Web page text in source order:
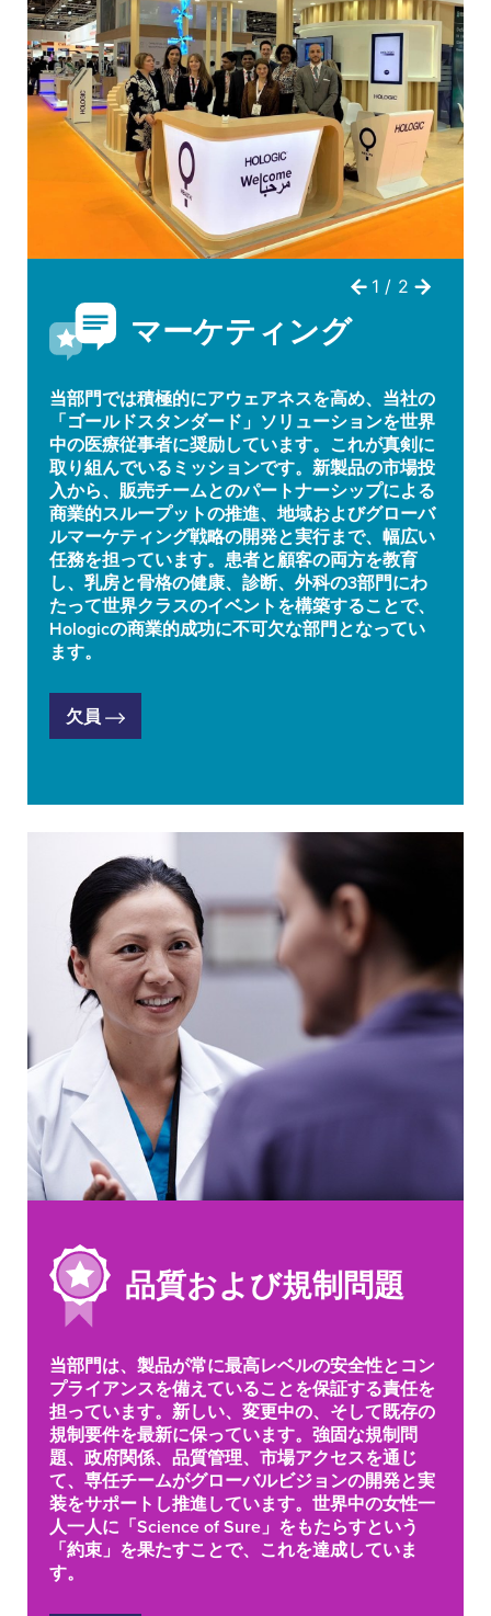
マーケティング
当部門では積極的にアウェアネスを高め、当社の
「ゴールドスタンダード」ソリューションを世界
中の医療従事者に奨励しています。これが真剣に
取り組んでいるミッションです。新製品の市場投
入から、販売チームとのパートナーシップによる
商業的スループットの推進、地域およびグローバ
ルマーケティング戦略の開発と実行まで、幅広い
任務を担っています。患者と顧客の両方を教育
し、乳房と骨格の健康、診断、外科の3部門にわ
たって世界クラスのイベントを構築することで、
Hologicの商業的成功に不可欠な部門となってい
ます。
欠員
品質および規制問題
当部門は、製品が常に最高レベルの安全性とコン
プライアンスを備えていることを保証する責任を
担っています。新しい、変更中の、そして既存の
規制要件を最新に保っています。強固な規制問
題、政府関係、品質管理、市場アクセスを通じ
て、専任チームがグローバルビジョンの開発と実
装をサポートし推進しています。世界中の女性一
人一人に「Science of Sure」をもたらすという
「約束」を果たすことで、これを達成していま
す。